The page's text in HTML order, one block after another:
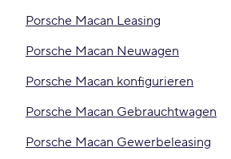
Porsche Macan Leasing
Porsche Macan Neuwagen
Porsche Macan konfigurieren
Porsche Macan Gebrauchtwagen
Porsche Macan Gewerbeleasing